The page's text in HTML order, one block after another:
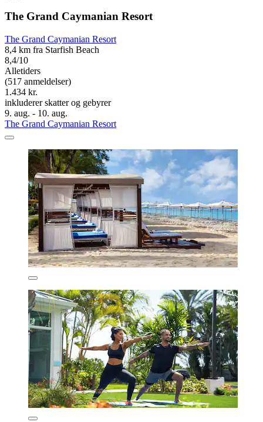
The Grand Caymanian Resort
The Grand Caymanian Resort
8,4 km fra Starfish Beach
8,4/10
Alletiders
(517 anmeldelser)
1.434 kr.
inkluderer skatter og gebyrer
9. aug. - 10. aug.
The Grand Caymanian Resort